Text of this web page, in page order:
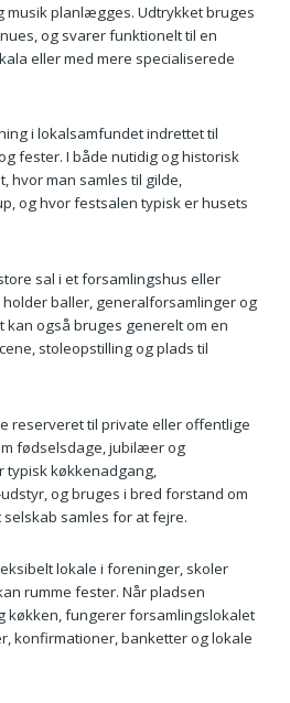
musik planlægges. Udtrykket bruges
og svarer funktionelt til en
eller med mere specialiserede
i lokalsamfundet indrettet til
fester. I både nutidig og historisk
hvor man samles til gilde,
og hvor festsalen typisk er husets
sal i et forsamlingshus eller
baller, generalforsamlinger og
kan også bruges generelt om en
stoleopstilling og plads til
reserveret til private eller offentlige
fødselsdage, jubilæer og
køkkenadgang,
og bruges i bred forstand om
samles for at fejre.
lokale i foreninger, skoler
rumme fester. Når pladsen
køkken, fungerer forsamlingslokalet
konfirmationer, banketter og lokale